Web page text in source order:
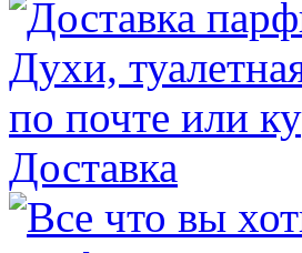
Доставка